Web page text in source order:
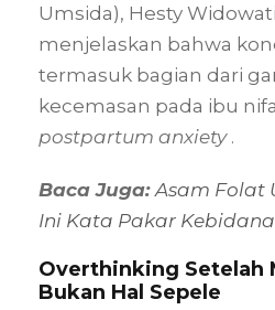
Umsida), Hesty
menjelaskan bahwa
termasuk bagian dari
kecemasan pada ibu
postpartum anxiety.
Baca Juga: Asam Folat
Ini Kata Pakar
Overthinking Setelah
Bukan Hal Sepele